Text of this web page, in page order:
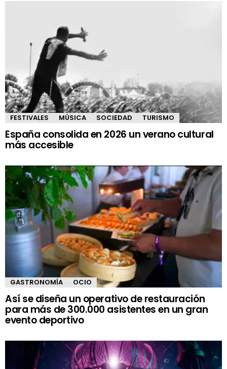
FESTIVALES MÚSICA SOCIEDAD TURISMO
España consolida en 2026 un verano cultural
más accesible
GASTRONOMÍA OCIO
Así se diseña un operativo de restauración
para más de 300.000 asistentes en un gran
evento deportivo